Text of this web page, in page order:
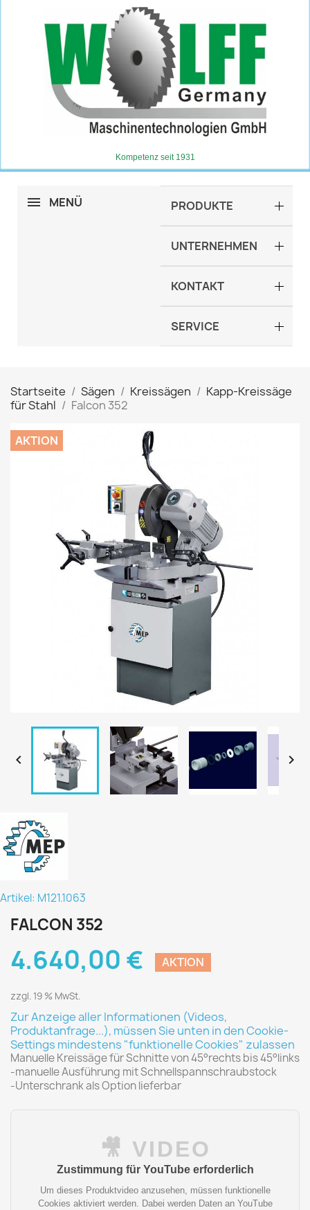
Kompetenz seit 1931
MENÜ PRODUKTE
UNTERNEHMEN
KONTAKT
SERVICE
Startseite Sägen Kreissägen
Kapp-Kreissäge
für Stahl
Falcon 352
AKTION
 
Artikel: M121.1063
FALCON 352
4.640,00 € AKTION
zzgl. 19 % MwSt.
Zur Anzeige aller Informationen (Videos,
Produktanfrage...), müssen Sie unten in den Cookie-
Settings mindestens "funktionelle Cookies" zulassen
Manuelle Kreissäge für Schnitte von 45°rechts bis 45°links
-manuelle Ausführung mit Schnellspannschraubstock
-Unterschrank als Option lieferbar
🎥 VIDEO
Zustimmung für YouTube erforderlich
Um dieses Produktvideo anzusehen, müssen funktionelle
Cookies aktiviert werden. Dabei werden Daten an YouTube